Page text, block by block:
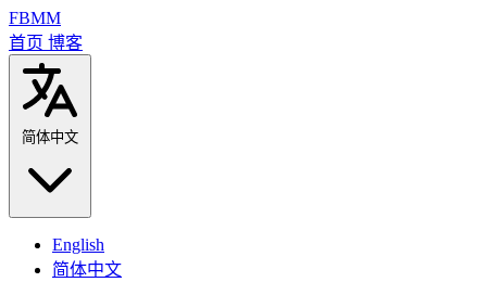
FBMM
首页 博客
简体中文
English
简体中文